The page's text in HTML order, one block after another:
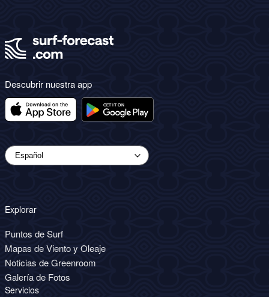
Descubrir nuestra app
Explorar
Puntos de Surf
Mapas de Viento y Oleaje
Noticias de Greenroom
Galería de Fotos
Servicios